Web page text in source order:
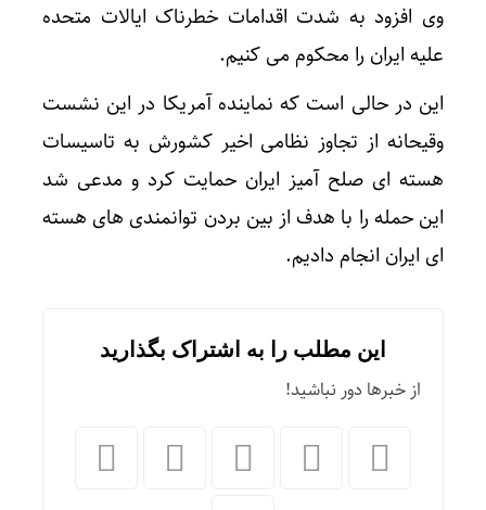
وی افزود به شدت اقدامات خطرناک ایالات متحده
علیه ایران را محکوم می کنیم.
این در حالی است که نماینده آمریکا در این نشست
وقیحانه از تجاوز نظامی اخیر کشورش به تاسیسات
هسته ای صلح آمیز ایران حمایت کرد و مدعی شد
این حمله را با هدف از بین بردن توانمندی های هسته
ای ایران انجام دادیم.
این مطلب را به اشتراک بگذارید
از خبرها دور نباشید!